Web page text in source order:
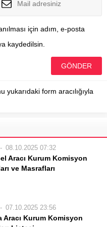
için adım, e-posta
kaydedilsin.
yukarıdaki form aracılığıyla
08.10.2025 07:32
Aracı Kurum Komisyon
ve Masrafları
alım satım işlemlerinizdeki
doğrudan etkiler.
07.10.2025 23:56
Aracı Kurum Komisyon